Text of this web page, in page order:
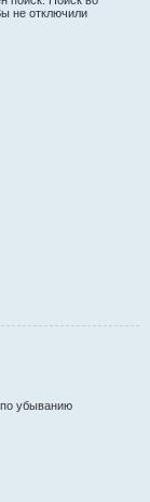
не отключили
по убыванию